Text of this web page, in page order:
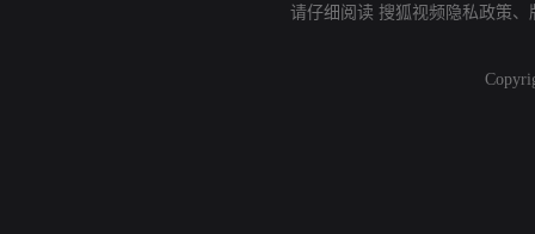
请仔细阅读 搜狐视频隐私政策、